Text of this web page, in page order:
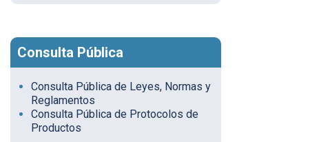
Consulta Pública
Consulta Pública de Leyes, Normas y
Reglamentos
Consulta Pública de Protocolos de
Productos